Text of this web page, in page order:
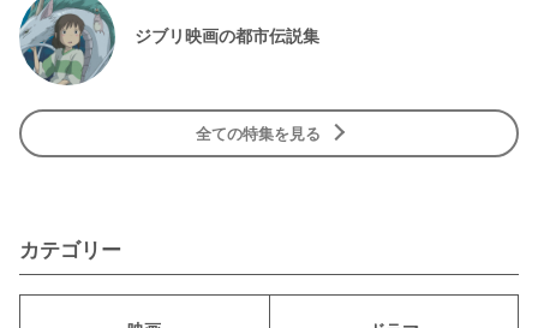
ジブリ映画の都市伝説集
全ての特集を見る
カテゴリー